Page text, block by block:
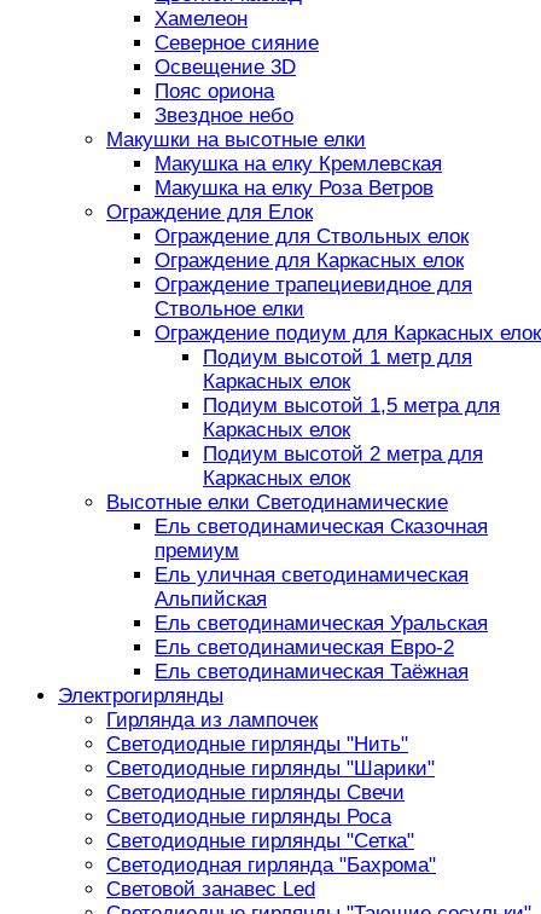
Хамелеон
Северное сияние
Освещение 3D
Пояс ориона
Звездное небо
Макушки на высотные елки
Макушка на елку Кремлевская
Макушка на елку Роза Ветров
Ограждение для Елок
Ограждение для Ствольных елок
Ограждение для Каркасных елок
Ограждение трапециевидное для
Ствольное елки
Ограждение подиум для Каркасных елок
Подиум высотой 1 метр для
Каркасных елок
Подиум высотой 1,5 метра для
Каркасных елок
Подиум высотой 2 метра для
Каркасных елок
Высотные елки Светодинамические
Ель светодинамическая Сказочная
премиум
Ель уличная светодинамическая
Альпийская
Ель светодинамическая Уральская
Ель светодинамическая Евро-2
Ель светодинамическая Таёжная
Электрогирлянды
Гирлянда из лампочек
Светодиодные гирлянды "Нить"
Светодиодные гирлянды "Шарики"
Светодиодные гирлянды Свечи
Светодиодные гирлянды Роса
Светодиодные гирлянды "Сетка"
Светодиодная гирлянда "Бахрома"
Световой занавес Led